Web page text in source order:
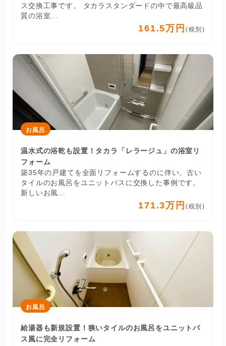
ス交換工事です。 タカラスタンダードの中で最高級品
質の浴室...
161.5万円 (税別)
お風呂
温水式の浴乾も設置！タカラ「レラージュ」の浴室リ
フォーム
築35年の戸建てを全面リフォームするのに伴い、古い
タイルのお風呂をユニットバスに交換した事例です。
新しいお風...
171.3万円 (税別)
お風呂
給湯器も新規設置！狭いタイルのお風呂をユニットバ
ス風に完全リフォーム